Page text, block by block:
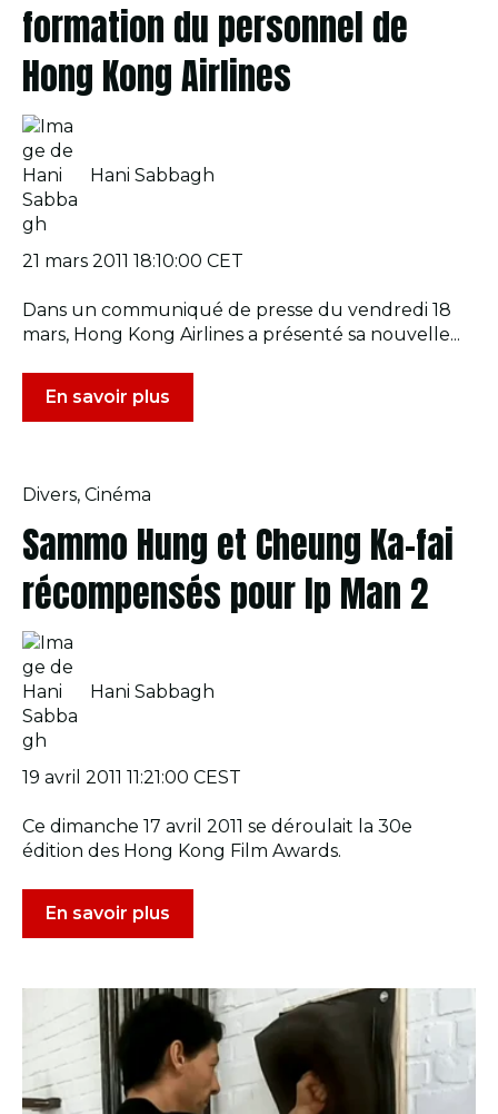
formation du personnel de
Hong Kong Airlines
Hani Sabbagh
21 mars 2011 18:10:00 CET
Dans un communiqué de presse du vendredi 18
mars, Hong Kong Airlines a présenté sa nouvelle...
En savoir plus
Divers, Cinéma
Sammo Hung et Cheung Ka-fai
récompensés pour Ip Man 2
Hani Sabbagh
19 avril 2011 11:21:00 CEST
Ce dimanche 17 avril 2011 se déroulait la 30e
édition des Hong Kong Film Awards.
En savoir plus